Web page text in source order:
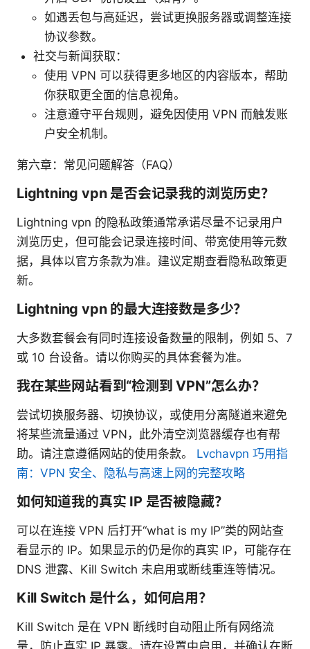
如遇丢包与高延迟，尝试更换服务器或调整连接
协议参数。
社交与新闻获取：
使用 VPN 可以获得更多地区的内容版本，帮助
你获取更全面的信息视角。
注意遵守平台规则，避免因使用 VPN 而触发账
户安全机制。
第六章：常见问题解答（FAQ）
Lightning vpn 是否会记录我的浏览历史？
Lightning vpn 的隐私政策通常承诺尽量不记录用户
浏览历史，但可能会记录连接时间、带宽使用等元数
据，具体以官方条款为准。建议定期查看隐私政策更
新。
Lightning vpn 的最大连接数是多少？
大多数套餐会有同时连接设备数量的限制，例如 5、7
或 10 台设备。请以你购买的具体套餐为准。
我在某些网站看到“检测到 VPN”怎么办？
尝试切换服务器、切换协议，或使用分离隧道来避免
将某些流量通过 VPN，此外清空浏览器缓存也有帮
助。请注意遵循网站的使用条款。 Lvchavpn 巧用指
南：VPN 安全、隐私与高速上网的完整攻略
如何知道我的真实 IP 是否被隐藏？
可以在连接 VPN 后打开“what is my IP”类的网站查
看显示的 IP。如果显示的仍是你的真实 IP，可能存在
DNS 泄露、Kill Switch 未启用或断线重连等情况。
Kill Switch 是什么，如何启用？
Kill Switch 是在 VPN 断线时自动阻止所有网络流
量，防止真实 IP 暴露。请在设置中启用，并确认在断